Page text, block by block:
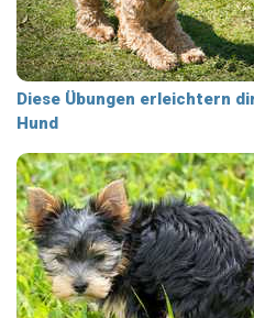
Diese Übungen erleichtern
Hund